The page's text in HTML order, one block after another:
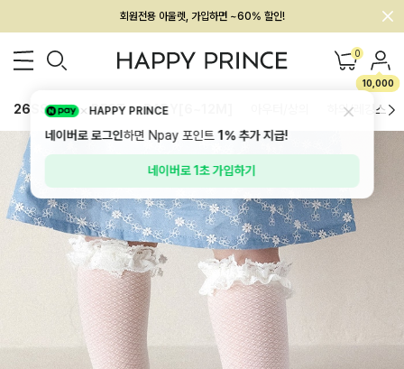
회원전용 아울렛, 가입하면 ~60% 할인!
멤버십 최대 28,000원 혜택 0
10,000
26SS 신상 BEST BABY[6~12M] 하의/레깅스
HAPPY PRINCE
네이버로 로그인하면 Npay 포인트1%추가 지급!
네이버로 1초 가입하기